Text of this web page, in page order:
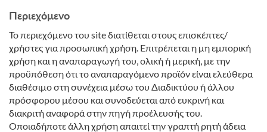
Περιεχόμενο
Το περιεχόμενο του site διατίθεται στους επισκέπτες/
χρήστες για προσωπική χρήση. Επιτρέπεται η μη εμπορική
χρήση και η αναπαραγωγή του, ολική ή μερική, με την
προϋπόθεση ότι το αναπαραγόμενο προϊόν είναι ελεύθερα
διαθέσιμο στη συνέχεια μέσω του Διαδικτύου ή άλλου
πρόσφορου μέσου και συνοδεύεται από ευκρινή και
διακριτή αναφορά στην πηγή προέλευσής του.
Οποιαδήποτε άλλη χρήση απαιτεί την γραπτή ρητή άδεια